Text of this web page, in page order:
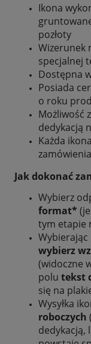
Ikona
pozłoty
Wizerunek
specjalnej
Dostępna
Posiada
o roku
Możliwość
dedykacją
Każda
zamówienia
Jak dokonać
Wybierz
format*
tym etapie
Wybierając
wybierz
(widoczne
polu tekst
się na
Wysyłka
roboczych
dedykacją,